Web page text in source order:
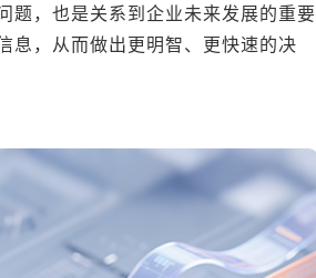
题，也是关系到企业未来发展的重要
息，从而做出更明智、更快速的决